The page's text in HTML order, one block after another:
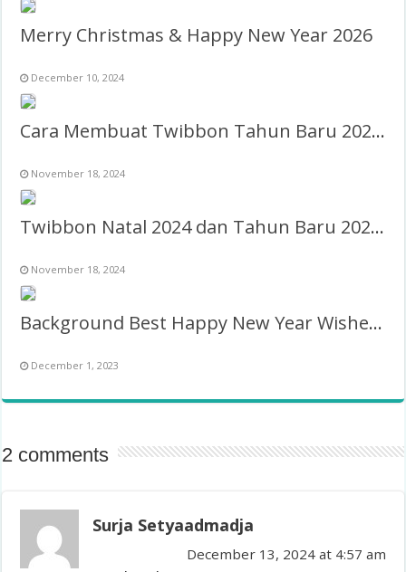
Merry Christmas & Happy New Year 2026
December 10, 2024
Cara Membuat Twibbon Tahun Baru 2026 Keren & Gratis
November 18, 2024
Twibbon Natal 2024 dan Tahun Baru 2025 PNG
November 18, 2024
Background Best Happy New Year Wishes 2026 Twibbon
December 1, 2023
2 comments
Surja Setyaadmadja
December 13, 2024 at 4:57 am